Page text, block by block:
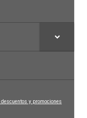
y promociones